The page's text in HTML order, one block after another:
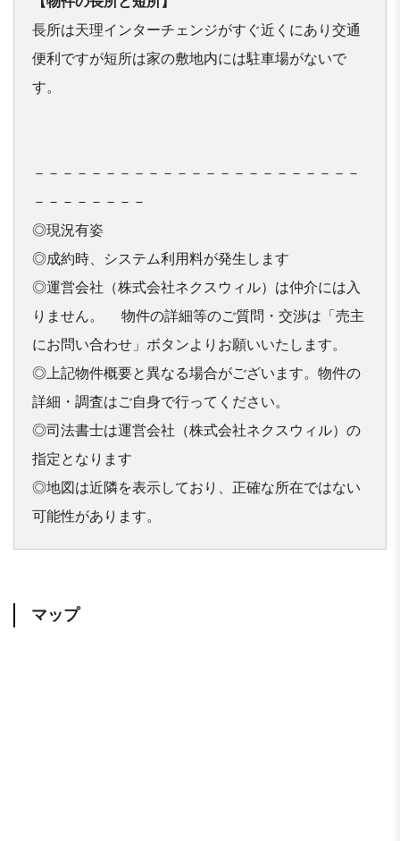
長所は天理インターチェンジがすぐ近くにあり交通
便利ですが短所は家の敷地内には駐車場がないで
す。
－－－－－－－－－－－－－－－－－－－－－－－
－－－－－－－－
◎現況有姿
◎成約時、システム利用料が発生します
◎運営会社（株式会社ネクスウィル）は仲介には入
りません。 　物件の詳細等のご質問・交渉は「売主
にお問い合わせ」ボタンよりお願いいたします。
◎上記物件概要と異なる場合がございます。物件の
詳細・調査はご自身で行ってください。
◎司法書士は運営会社（株式会社ネクスウィル）の
指定となります
◎地図は近隣を表示しており、正確な所在ではない
可能性があります。
マップ